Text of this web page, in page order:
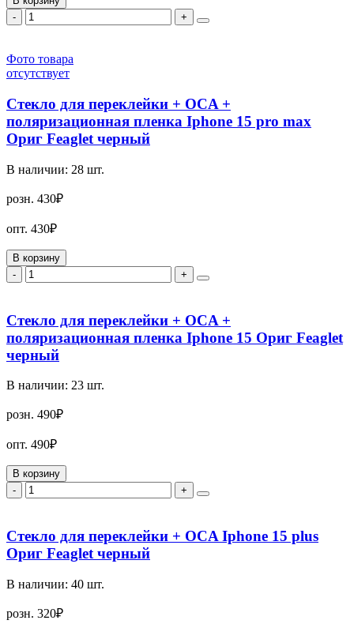
-
+
Фото товара
отсутствует
Стекло для переклейки + OCA +
поляризационная пленка Iphone 15 pro max
Ориг Feaglet черный
В наличии: 28 шт.
розн. 430₽
опт. 430₽
В корзину
-
+
Стекло для переклейки + OCA +
поляризационная пленка Iphone 15 Ориг Feaglet
черный
В наличии: 23 шт.
розн. 490₽
опт. 490₽
В корзину
-
+
Стекло для переклейки + OCA Iphone 15 plus
Ориг Feaglet черный
В наличии: 40 шт.
розн. 320₽